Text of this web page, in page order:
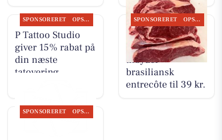
SPONSORERET OPSLAGSTAVLEN
P Tattoo Studio
giver 15% rabat på
din næste
tatovering
SPONSORERET OPSLAGSTAVLEN
SuperBrugsen
Hammerum
tilbyder
brasiliansk
entrecôte til 39 kr.
SPONSORERET OPSLAGSTAVLEN